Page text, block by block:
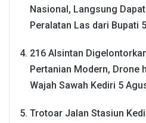
Nasional, Langsung
Peralatan Las dari Bupati
216 Alsintan
Pertanian Modern, Drone
Wajah Sawah Kediri 5
Trotoar Jalan Stasiun